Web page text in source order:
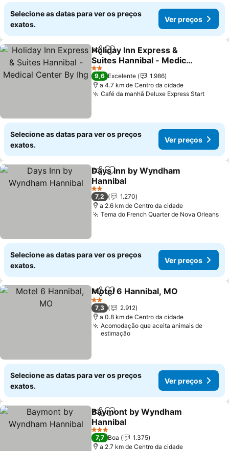
Selecione as datas para ver os preços
exatos.
Ver preços
PartilharAdicionar aos favoritos
Holiday Inn Express &
Suites Hannibal - Medical
Center By Ihg
2 Estrelas
9,6 Excelente
1.986
a 4.7 km de Centro da cidade
Café da manhã Deluxe Express Start
Selecione as datas para ver os preços
exatos.
Ver preços
PartilharAdicionar aos favoritos
Days Inn by Wyndham
Hannibal
2 Estrelas
7,2
1.270
a 2.6 km de Centro da cidade
Tema do French Quarter de Nova Orleans
Selecione as datas para ver os preços
exatos.
Ver preços
PartilharAdicionar aos favoritos
Motel 6 Hannibal, MO
2 Estrelas
7,3
2.912
a 0.8 km de Centro da cidade
Acomodação que aceita animais de
estimação
Selecione as datas para ver os preços
exatos.
Ver preços
PartilharAdicionar aos favoritos
Baymont by Wyndham
Hannibal
3 Estrelas
7,7 Boa
1.375
a 2.7 km de Centro da cidade